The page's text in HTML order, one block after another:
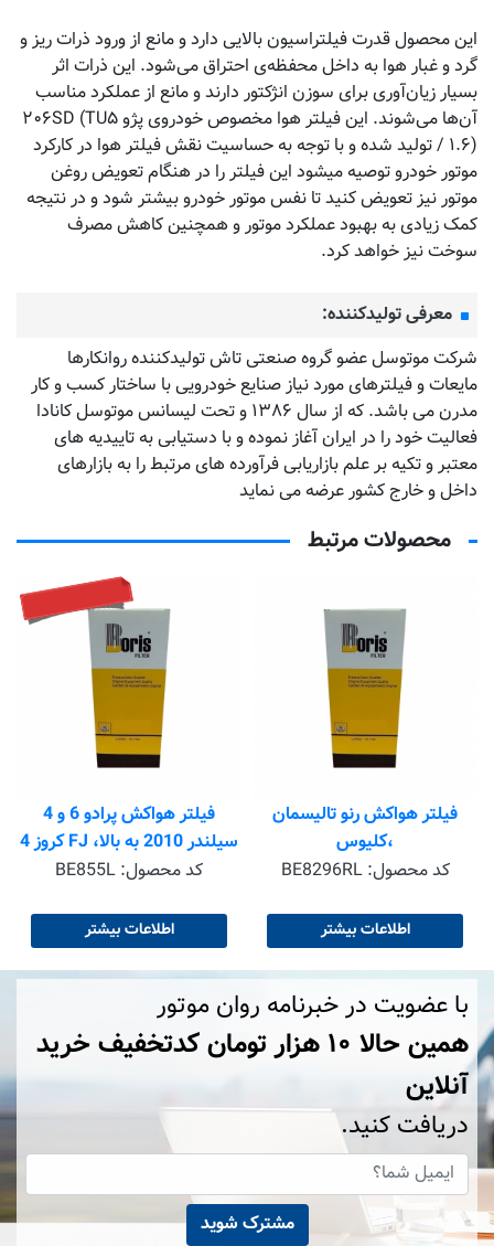
این محصول قدرت فیلتراسیون بالایی دارد و مانع از ورود ذرات ریز و
گرد و غبار هوا به داخل محفظه‌ی احتراق می‌شود. این ذرات اثر
بسیار زیان‌آوری برای سوزن انژکتور دارند و مانع از عملکرد مناسب
آن‌ها می‌شوند. این فیلتر هوا مخصوص خودروی پژو ۲۰۶SD (TU۵
/ ۱.۶) تولید شده و با توجه به حساسیت نقش فیلتر هوا در کارکرد
موتور خودرو توصیه میشود این فیلتر را در هنگام تعویض روغن
موتور نیز تعویض کنید تا نفس موتور خودرو بیشتر شود و در نتیجه
کمک زیادی به بهبود عملکرد موتور و همچنین کاهش مصرف
سوخت نیز خواهد کرد.
معرفی تولیدکننده:
شرکت موتوسل عضو گروه صنعتی تاش تولیدکننده روانکارها
مایعات و فیلترهای مورد نیاز صنایع خودرویی با ساختار کسب و کار
مدرن می باشد. که از سال ۱۳۸۶ و تحت لیسانس موتوسل کانادا
فعالیت خود را در ایران آغاز نموده و با دستیابی به تاییدیه های
معتبر و تکیه بر علم بازاریابی فرآورده های مرتبط را به بازارهای
داخل و خارج کشور عرضه می نماید
محصولات مرتبط
فیلتر هواکش رنو تالیسمان
،کلیوس
کد محصول:BE8296RL
اطلاعات بیشتر
تماس بگیرید
فیلتر هواکش پرادو 6 و 4
سیلندر 2010 به بالا، FJ کروز 4
درب
کد محصول: BE855L
اطلاعات بیشتر
با عضویت در خبرنامه روان موتور
همین حالا ۱۰ هزار تومان کد‌تخفیف خرید
آنلاین
دریافت کنید.
مشترک شوید